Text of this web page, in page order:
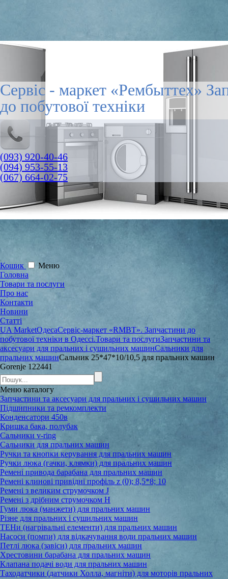
Сервіс - маркет «Рембыттех»
до побутової техніки
(093) 920-40-46
(094) 953-55-13
(067) 664-02-75
Кошик
Меню
Головна
Товари та послуги
Про нас
Контакти
Новини
Статті
UA MarketОдесаСервіс-маркет «RMBT». Запчастини до
побутової техніки в Одессі.Товари та послугиЗапчастини та
аксесуари для пральних і сушильних машинСальники для
пральних машинСальник 25*47*10/10,5 для пральних машин
Gorenje 122441
Меню каталогу
Запчастини та аксесуари для пральних і сушильних машин
Підшипники та ремкомплекти
Конденсатори 450в
Кришка бака, полубак
Сальники v-ring
Сальники для пральних машин
Ручки та кнопки керування для пральних машин
Ручки люка (гачки, клямки) для пральних машин
Ремені привода барабана для пральних машин
Ремені клинові привідні профіль z (0); 8,5*8; 10
Ремені з великим струмочком J
Ремені з дрібним струмочком Н
Гуми люка (манжети) для пральних машин
Різне для пральних і сушильних машин
ТЕНи (нагрівальні елементи) для пральних машин
Насоси (помпи) для відкачування води пральних машин
Петлі люка (завіси) для пральних машин
Хрестовини барабана для пральних машин
Клапана подачі води для пральних машин
Таходатчики (датчики Холла, магніти) для моторів пральних